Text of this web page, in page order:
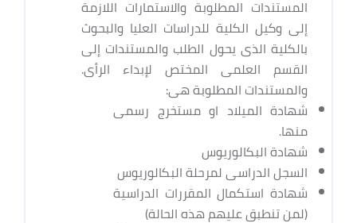
المستندات المطلوبة والاستمارات اللازمة
إلى وكيل الكلية للدراسات العليا والبحوث
بالكلية الذى يحول الطلب والمستندات إلى
القسم العلمى المختص لإبداء الرأى.
والمستندات المطلوبة هى:
شهادة الميلاد او مستخرج رسمى
منها.
شهادة البكالوريوس
السجل الدراسى لمرحلة البكالوريوس
شهادة استكمال المقررات الدراسية
(لمن تنطبق عليهم هذه الحالة)